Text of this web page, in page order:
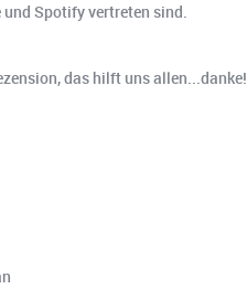
Spotify vertreten sind.
das hilft uns allen...danke!